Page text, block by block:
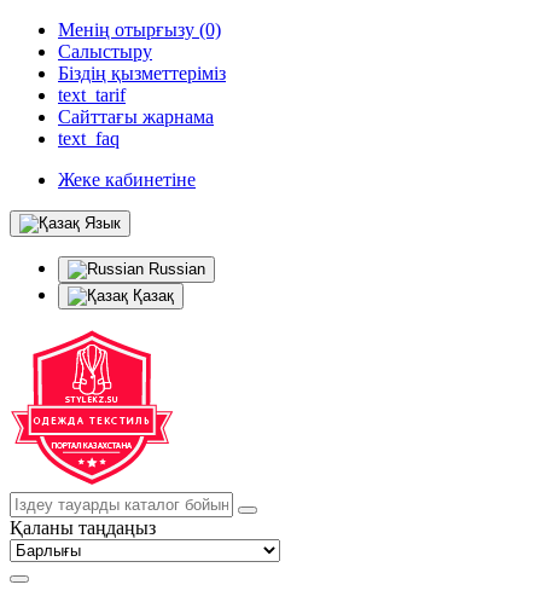
Менің отырғызу (0)
Салыстыру
Біздің қызметтеріміз
text_tarif
Сайттағы жарнама
text_faq
Жеке кабинетіне
Язык
Russian
Қазақ
Қаланы таңдаңыз